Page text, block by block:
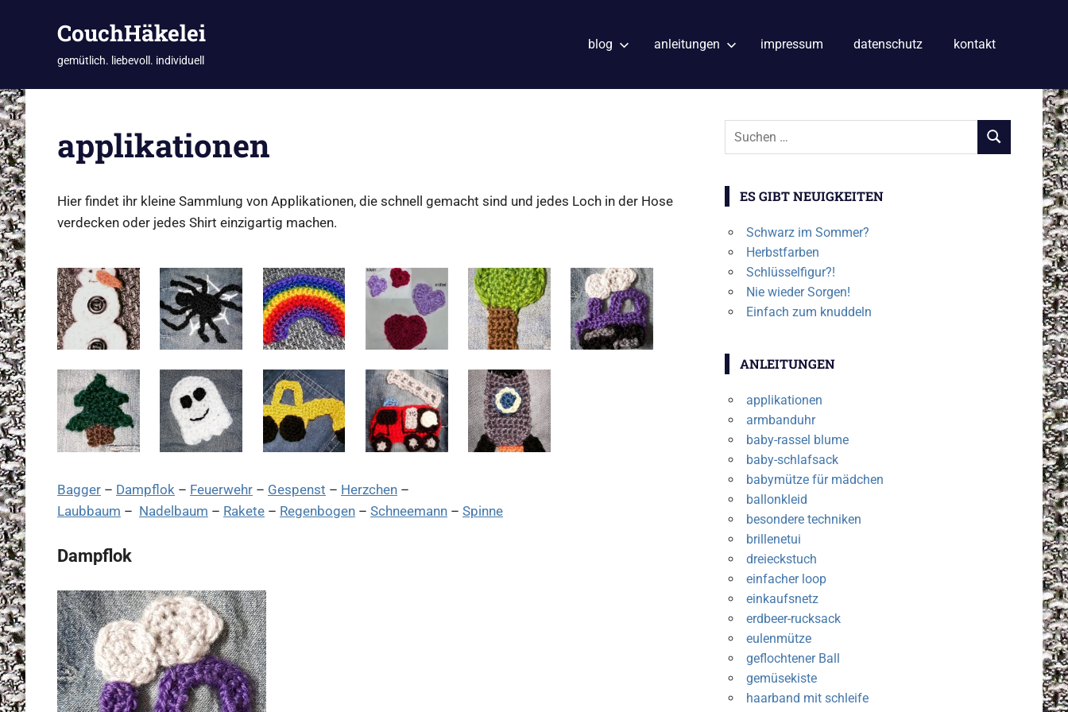
Zum
Inhalt
springen
CouchHäkelei
gemütlich. liebevoll. individuell
blog anleitungen impressum datenschutz kontakt
applikationen
Hier findet ihr kleine Sammlung von Applikationen, die schnell gemacht sind und jedes Loch in der Hose
verdecken oder jedes Shirt einzigartig machen.
Bagger – Dampflok – Feuerwehr – Gespenst – Herzchen –
Laubbaum – Nadelbaum – Rakete – Regenbogen – Schneemann – Spinne
Dampflok
Suchen
SUCHEN
ES GIBT NEUIGKEITEN
Schwarz im Sommer?
Herbstfarben
Schlüsselfigur?!
Nie wieder Sorgen!
Einfach zum knuddeln
ANLEITUNGEN
applikationen
armbanduhr
baby-rassel blume
baby-schlafsack
babymütze für mädchen
ballonkleid
besondere techniken
brillenetui
dreieckstuch
einfacher loop
einkaufsnetz
erdbeer-rucksack
eulenmütze
geflochtener Ball
gemüsekiste
haarband mit schleife